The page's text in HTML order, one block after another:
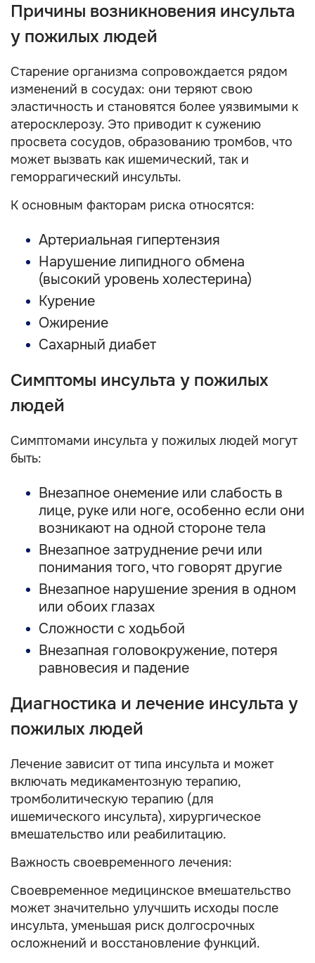
Причины возникновения инсульта
у пожилых людей
Старение организма сопровождается рядом
изменений в сосудах: они теряют свою
эластичность и становятся более уязвимыми к
атеросклерозу. Это приводит к сужению
просвета сосудов, образованию тромбов, что
может вызвать как ишемический, так и
геморрагический инсульты.
К основным факторам риска относятся:
Артериальная гипертензия
Нарушение липидного обмена
(высокий уровень холестерина)
Курение
Ожирение
Сахарный диабет
Симптомы инсульта у пожилых
людей
Симптомами инсульта у пожилых людей могут
быть:
Внезапное онемение или слабость в
лице, руке или ноге, особенно если они
возникают на одной стороне тела
Внезапное затруднение речи или
понимания того, что говорят другие
Внезапное нарушение зрения в одном
или обоих глазах
Сложности с ходьбой
Внезапная головокружение, потеря
равновесия и падение
Диагностика и лечение инсульта у
пожилых людей
Лечение зависит от типа инсульта и может
включать медикаментозную терапию,
тромболитическую терапию (для
ишемического инсульта), хирургическое
вмешательство или реабилитацию.
Важность своевременного лечения:
Своевременное медицинское вмешательство
может значительно улучшить исходы после
инсульта, уменьшая риск долгосрочных
осложнений и восстановление функций.